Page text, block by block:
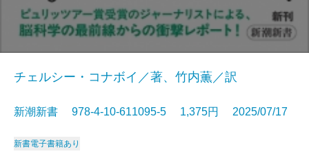
チェルシー・コナボイ／著、竹内薫／訳
新潮新書 978-4-10-611095-5 1,375円 2025/07/17
新書電子書籍あり